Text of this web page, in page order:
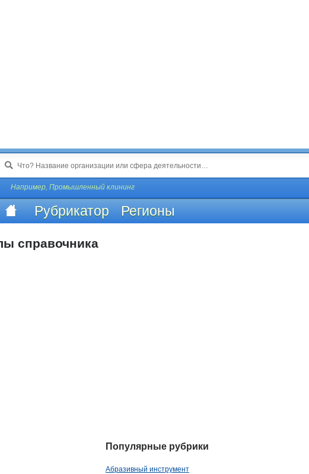
Например, Промышленный клининг
Рубрикатор Регионы
справочника
Популярные рубрики
Абразивный инструмент